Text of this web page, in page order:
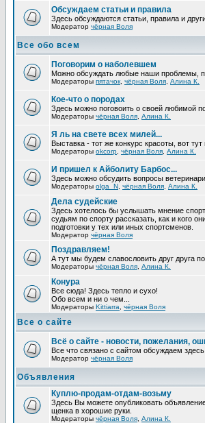
Обсуждаем статьи и правила
Здесь обсуждаются статьи, правила и
Модератор чёрная Воля
Все обо всем
Поговорим о наболевшем
Можно обсуждать любые наши проблемы,
Модераторы пятачок чёрная Воля Алина К.
Кое-что о породах
Здесь можно поговоить о своей любимой
Модераторы чёрная Воля Алина К.
Я ль на свете всех милей...
Выставка - тот же конкурс красоты, вот
Модераторы okcorp чёрная Воля Алина К.
И пришел к Айболиту Барбос...
Здесь можно обсудить вопросы
Модераторы olga_N чёрная Воля Алина К.
Дела судейские
Здесь хотелось бы услышать мнение
судьям по спорту рассказать, как и кого
подготовки у тех или иных спортсменов.
Модератор чёрная Воля
Поздравляем!
А тут мы будем славословить друг
Модераторы чёрная Воля Алина К.
Конура
Все сюда! Здесь тепло и сухо!
Обо всем и ни о чем...
Модераторы Kittiarra чёрная Воля
Все о сайте
Всё о сайте - новости, пожелания,
Все что связано с сайтом обсуждаем
Модератор чёрная Воля
Объявления
Куплю-продам-отдам-возьму
Здесь Вы можете опубликовать
щенка в хорошие руки.
Модераторы чёрная Воля Алина К.